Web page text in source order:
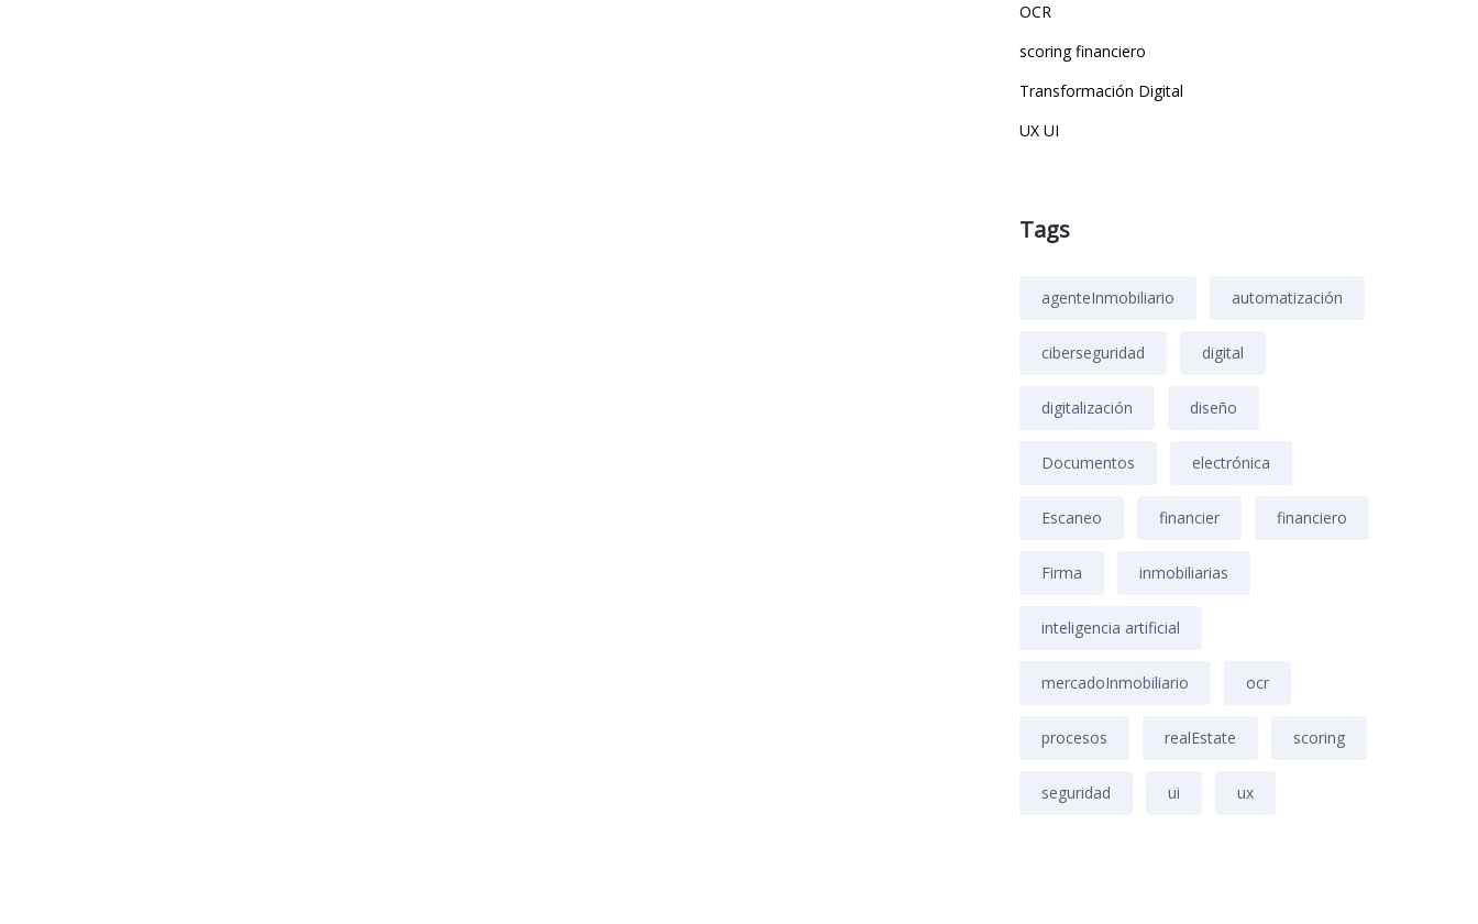
OCR
scoring financiero
Transformación Digital
UX UI
Tags
agenteInmobiliario automatización
ciberseguridad digital
digitalización diseño
Documentos electrónica
Escaneo financier financiero
Firma inmobiliarias
inteligencia artificial
mercadoInmobiliario ocr
procesos realEstate scoring
seguridad ui ux